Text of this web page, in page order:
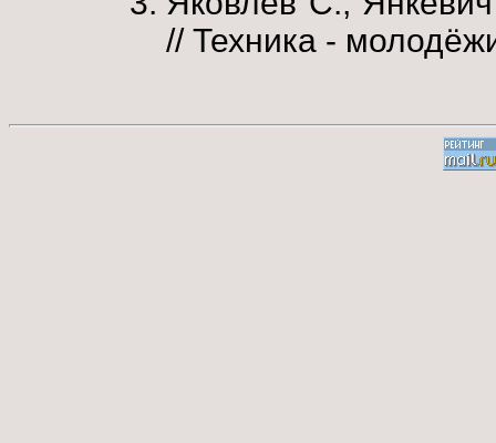
// Техника -